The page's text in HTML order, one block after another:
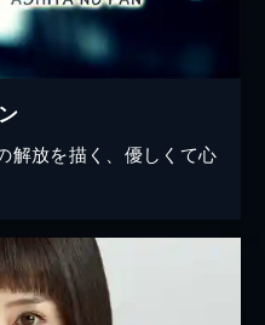
解放を描く、優しくて心